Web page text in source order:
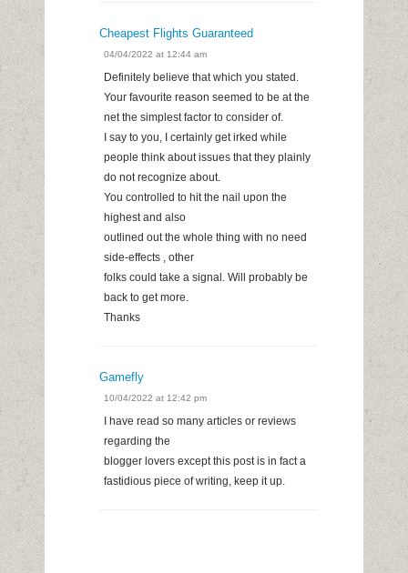
Cheapest Flights Guaranteed
04/04/2022 at 12:44 am
Definitely believe that which you stated.
Your favourite reason seemed to be at the
net the simplest factor to consider of.
I say to you, I certainly get irked while
people think about issues that they plainly
do not recognize about.
You controlled to hit the nail upon the
highest and also
outlined out the whole thing with no need
side-effects , other
folks could take a signal. Will probably be
back to get more.
Thanks
Gamefly
10/04/2022 at 12:42 pm
I have read so many articles or reviews
regarding the
blogger lovers except this post is in fact a
fastidious piece of writing, keep it up.